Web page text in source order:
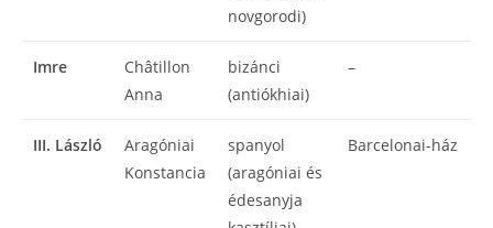
novgorodi)
Imre
Châtillon
Anna
bizánci
(antiókhiai)
–
III. László
Aragóniai
Konstancia
spanyol
(aragóniai és
édesanyja
Barcelonai-ház